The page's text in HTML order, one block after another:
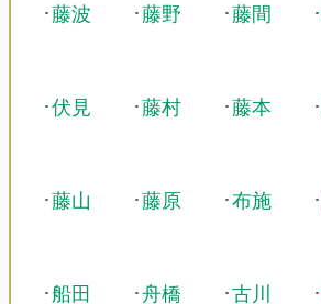
･藤波 ･藤野 ･藤間 ･
･伏見 ･藤村 ･藤本 ･
･藤山 ･藤原 ･布施 ･
･船田 ･舟橋 ･古川 ･